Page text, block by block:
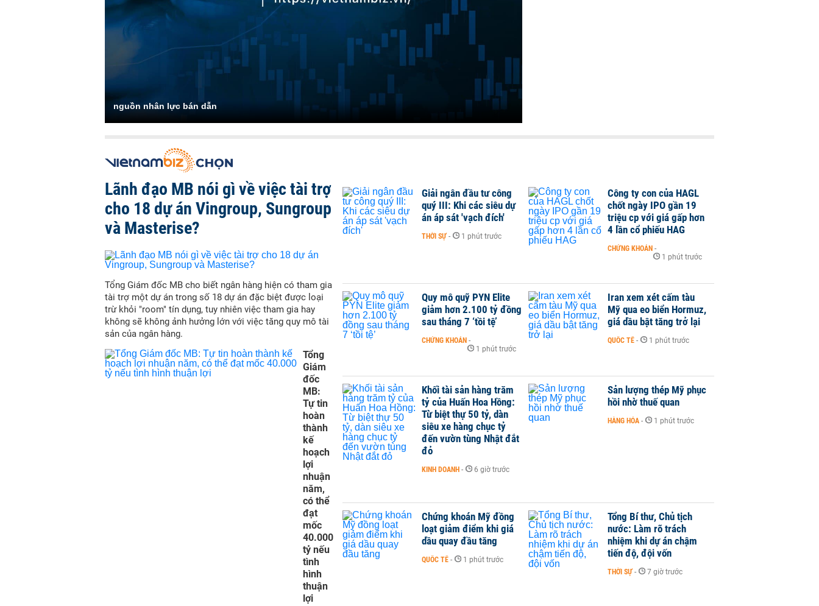
nguồn nhân lực bán dẫn
Lãnh đạo MB nói gì về việc tài trợ
cho 18 dự án Vingroup, Sungroup
và Masterise?
Tổng Giám đốc MB cho biết ngân hàng hiện có tham gia
tài trợ một dự án trong số 18 dự án đặc biệt được loại
trừ khỏi "room" tín dụng, tuy nhiên việc tham gia hay
không sẽ không ảnh hưởng lớn với việc tăng quy mô tài
sản của ngân hàng.
Tổng
Giám
đốc
MB:
Tự tin
hoàn
thành
kế
hoạch
lợi
nhuận
năm,
có thể
đạt
mốc
40.000
tỷ nếu
tình
hình
thuận
lợi
Giải ngân đầu tư công
quý III: Khi các siêu dự
án áp sát 'vạch đích'
THỜI SỰ - 1 phút trước
Công ty con của HAGL
chốt ngày IPO gần 19
triệu cp với giá gấp hơn
4 lần cổ phiếu HAG
CHỨNG KHOÁN -
1 phút trước
Quy mô quỹ PYN Elite
giảm hơn 2.100 tỷ đồng
sau tháng 7 ‘tồi tệ’
CHỨNG KHOÁN -
1 phút trước
Iran xem xét cấm tàu
Mỹ qua eo biển Hormuz,
giá dầu bật tăng trở lại
QUỐC TẾ - 1 phút trước
Khối tài sản hàng trăm
tỷ của Huấn Hoa Hồng:
Từ biệt thự 50 tỷ, dàn
siêu xe hàng chục tỷ
đến vườn tùng Nhật đắt
đỏ
KINH DOANH - 6 giờ trước
Sản lượng thép Mỹ phục
hồi nhờ thuế quan
HÀNG HÓA - 1 phút trước
Chứng khoán Mỹ đồng
loạt giảm điểm khi giá
dầu quay đầu tăng
QUỐC TẾ - 1 phút trước
Tổng Bí thư, Chủ tịch
nước: Làm rõ trách
nhiệm khi dự án chậm
tiến độ, đội vốn
THỜI SỰ - 7 giờ trước